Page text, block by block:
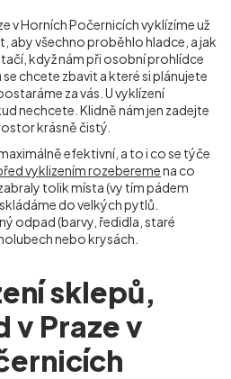
v Horních Počernicíchvyklízíme už
aby všechno proběhlo hladce, a jak
když nám při osobní prohlídce
chcete zbavit a které si plánujete
za vás. U vyklízení
nechcete. Klidně nám jen zadejte
krásně čistý.
efektivní, a to i co se týče
vyklizením rozeberemena co
tolik místa (vy tím pádem
do velkých pytlů.
odpad (barvy, ředidla, staré
nebo krysách.
sklepů,
v Praze v